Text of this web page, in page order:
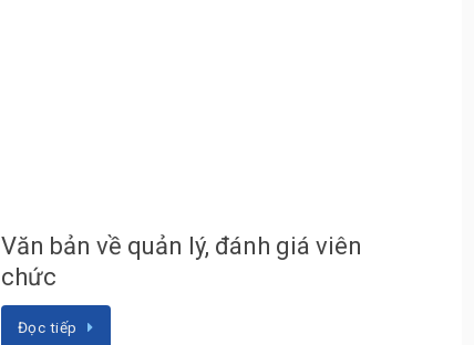
Văn bản về quản lý, đánh giá viên
chức
Đọc tiếp